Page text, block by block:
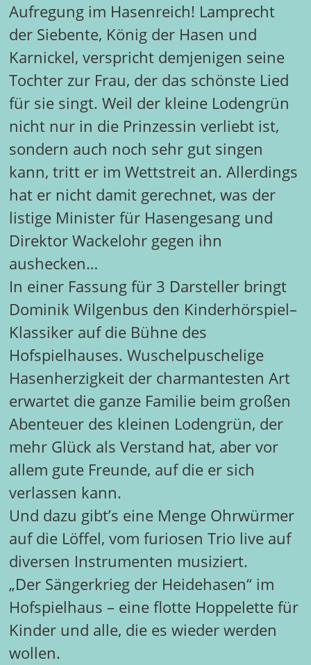
Aufregung im Hasenreich! Lamprecht
der Siebente, König der Hasen und
Karnickel, verspricht demjenigen seine
Tochter zur Frau, der das schönste Lied
für sie singt. Weil der kleine Lodengrün
nicht nur in die Prinzessin verliebt ist,
sondern auch noch sehr gut singen
kann, tritt er im Wettstreit an. Allerdings
hat er nicht damit gerechnet, was der
listige Minister für Hasengesang und
Direktor Wackelohr gegen ihn
aushecken…
In einer Fassung für 3 Darsteller bringt
Dominik Wilgenbus den Kinderhörspiel–
Klassiker auf die Bühne des
Hofspielhauses. Wuschelpuschelige
Hasenherzigkeit der charmantesten Art
erwartet die ganze Familie beim großen
Abenteuer des kleinen Lodengrün, der
mehr Glück als Verstand hat, aber vor
allem gute Freunde, auf die er sich
verlassen kann.
Und dazu gibt’s eine Menge Ohrwürmer
auf die Löffel, vom furiosen Trio live auf
diversen Instrumenten musiziert.
„Der Sängerkrieg der Heidehasen“ im
Hofspielhaus – eine flotte Hoppelette für
Kinder und alle, die es wieder werden
wollen.